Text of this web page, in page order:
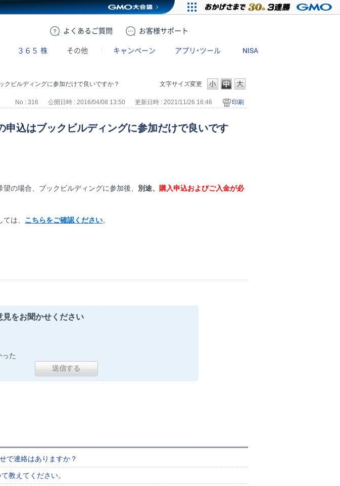
よくある ご質問 お客様サポート
３６５ 株 その他 キャンペーン アプリ・ツール NISA
文字サイズ変更
クビルディングに参加だけで良いですか？
No : 316 公開日時 : 2016/04/08 13:50 更新日時 : 2021/11/26 16:46 印刷
申込はブックビルディングに参加だけで良いです
の場合、ブックビルディングに参加後、 別途、
購入申込およびご入金が必
は、 こちらをご確認ください。
見をお聞かせください
た
で連絡はありますか？
教えてください。